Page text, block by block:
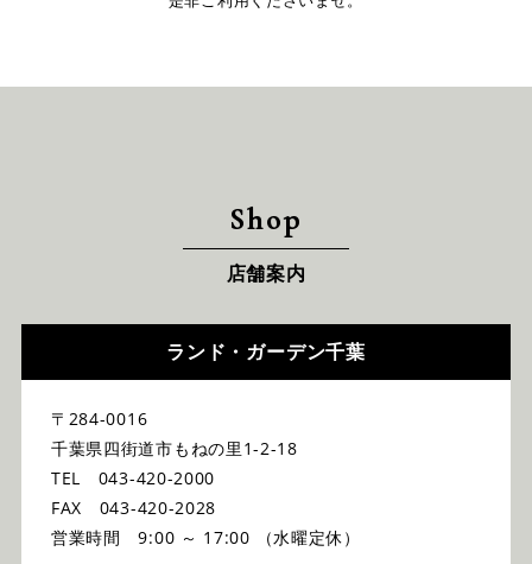
Shop
店舗案内
ランド・ガーデン千葉
〒284-0016
千葉県四街道市もねの里1-2-18
TEL 043-420-2000
FAX 043-420-2028
営業時間 9:00 ～ 17:00 （水曜定休）